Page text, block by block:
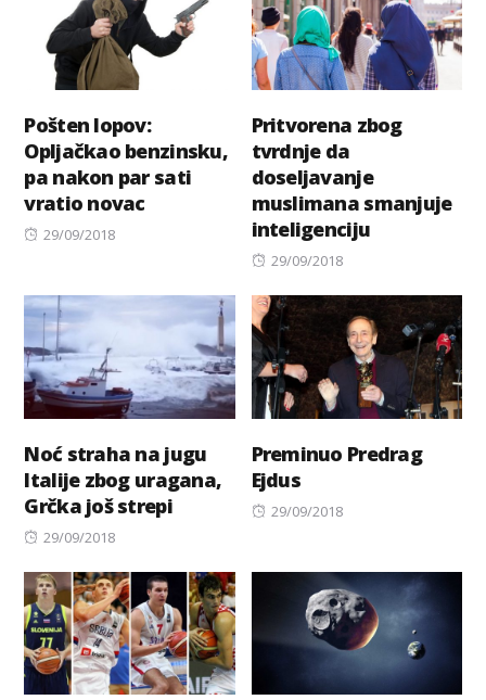
Pošten lopov:
Opljačkao benzinsku,
pa nakon par sati
vratio novac
Posted
29/09/2018
Pritvorena zbog
tvrdnje da
doseljavanje
muslimana smanjuje
inteligenciju
Posted
29/09/2018
Noć straha na jugu
Italije zbog uragana,
Grčka još strepi
Posted
29/09/2018
Preminuo Predrag
Ejdus
Posted
29/09/2018